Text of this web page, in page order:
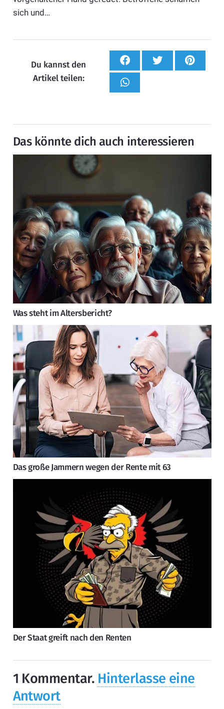
sich und…
Du kannst den
Artikel teilen:
Das könnte dich auch interessieren
Was steht im Altersbericht?
Das große Jammern wegen der Rente mit 63
Der Staat greift nach den Renten
1 Kommentar. Hinterlasse eine
Antwort